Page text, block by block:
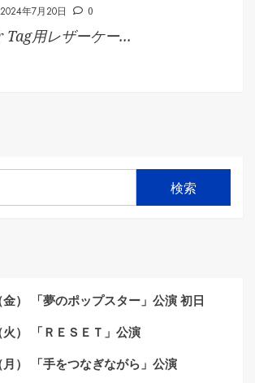
2024年7月20日 0
Tag用レザーケー...
検索
） 「夢のポップスター」公演 初日
火） 「ＲＥＳＥＴ」公演
月） 「手をつなぎながら」公演